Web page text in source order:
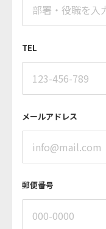
TEL
メールアドレス
郵便番号